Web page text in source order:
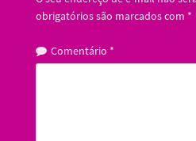
obrigatórios são marcados com *
Comentário *